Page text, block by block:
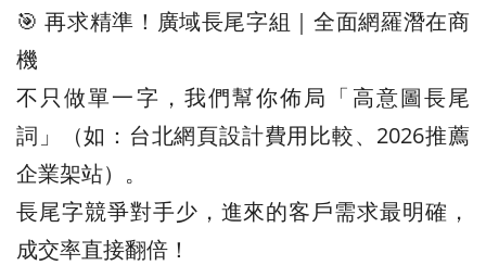
🎯 再求精準！廣域長尾字組｜全面網羅潛在商
機
不只做單一字，我們幫你佈局「高意圖長尾
詞」（如：台北網頁設計費用比較、2026推薦
企業架站）。
長尾字競爭對手少，進來的客戶需求最明確，
成交率直接翻倍！